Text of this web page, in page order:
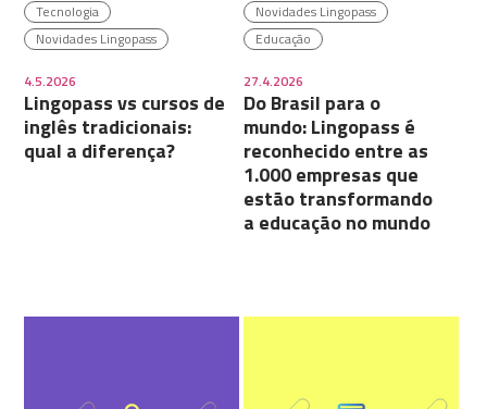
Tecnologia
Novidades Lingopass
4.5.2026
Lingopass vs cursos de
inglês tradicionais:
qual a diferença?
Novidades Lingopass
Educação
27.4.2026
Do Brasil para o
mundo: Lingopass é
reconhecido entre as
1.000 empresas que
estão transformando
a educação no mundo